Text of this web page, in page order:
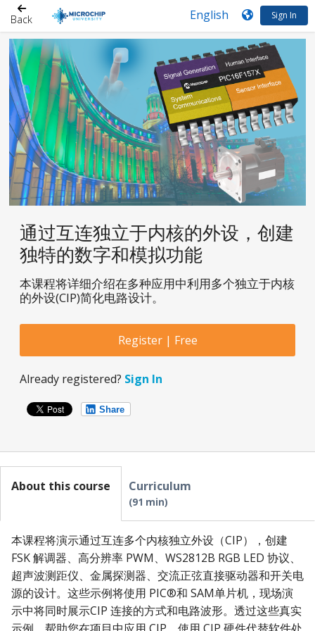
Back Sign In
通过互连独立于内核的外设，创建
独特的数字和模拟功能
本课程将详细介绍在多种应用中利用多个独立于内核
的外设(CIP)简化电路设计。
Register | Free
Already registered? Sign In
Share
About this course
本课程将演示通过互连多个内核独立外设（CIP），创建
FSK 解调器、高分辨率 PWM、WS2812B RGB LED 协议、
超声波测距仪、金属探测器、交流正弦直接驱动器和开关电
源的设计。这些示例将使用 PIC®和 SAM单片机，现场演
示中将同时展示CIP 连接的方式和电路波形。透过这些真实
Curriculum
91 min